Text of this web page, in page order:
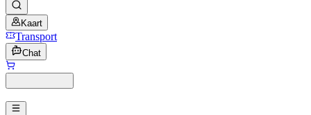
Kaart
Transport
Chat